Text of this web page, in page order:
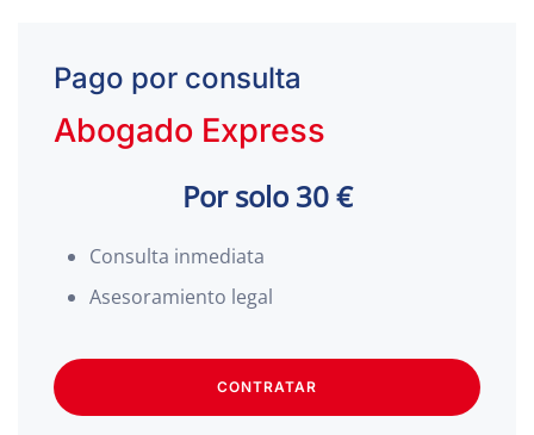
Pago por consulta
Abogado Express
Por solo 30 €
Consulta inmediata
Asesoramiento legal
CONTRATAR